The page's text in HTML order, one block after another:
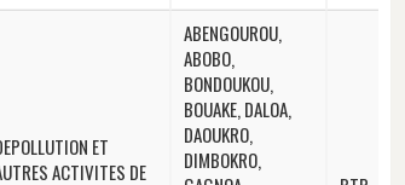
ET
ACTIVITES DE
ABENGOUROU,
ABOBO,
BONDOUKOU,
BOUAKE, DALOA,
DAOUKRO,
DIMBOKRO,